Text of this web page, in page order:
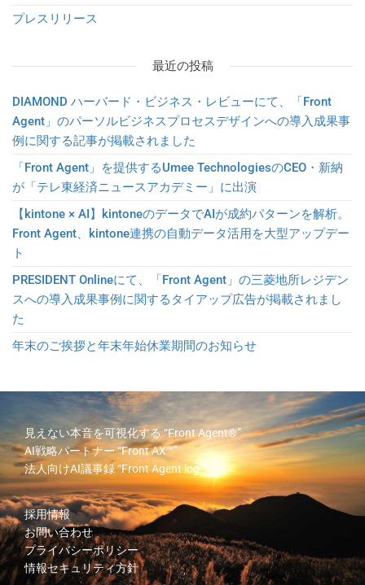
プレスリリース
最近の投稿
DIAMOND ハーバード・ビジネス・レビューにて、「Front
Agent」のパーソルビジネスプロセスデザインへの導入成果事
例に関する記事が掲載されました
「Front Agent」を提供するUmee TechnologiesのCEO・新納
が「テレ東経済ニュースアカデミー」に出演
【kintone × AI】kintoneのデータでAIが成約パターンを解析。
Front Agent、kintone連携の自動データ活用を大型アップデー
ト
PRESIDENT Onlineにて、「Front Agent」の三菱地所レジデン
スへの導入成果事例に関するタイアップ広告が掲載されまし
た
年末のご挨拶と年末年始休業期間のお知らせ
見えない本音を可視化する“Front Agent®”
AI戦略パートナー“Front AX™”
法人向けAI議事録“Front Agent log”
採用情報
お問い合わせ
プライバシーポリシー
情報セキュリティ方針